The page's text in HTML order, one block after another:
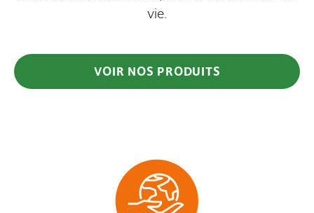
vie.
VOIR NOS PRODUITS